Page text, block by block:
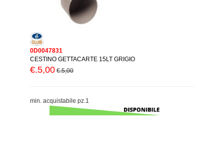
0D0047831
CESTINO GETTACARTE 15LT GRIGIO
€.5,00 €.5,00
min. acquistabile pz.1